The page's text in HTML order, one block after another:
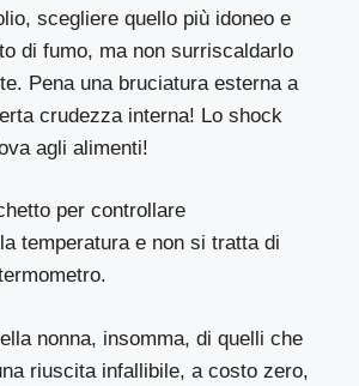
scegliere quello più idoneo e
di fumo, ma non surriscaldarlo
Pena una bruciatura esterna a
crudezza interna! Lo shock
agli alimenti!
per controllare
temperatura e non si tratta di
nonna, insomma, di quelli che
riuscita infallibile, a costo zero,